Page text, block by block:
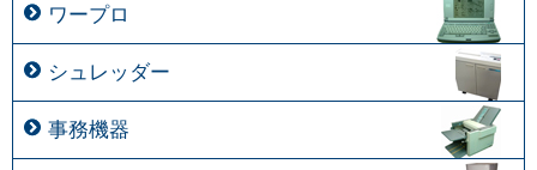
ワープロ
シュレッダー
事務機器